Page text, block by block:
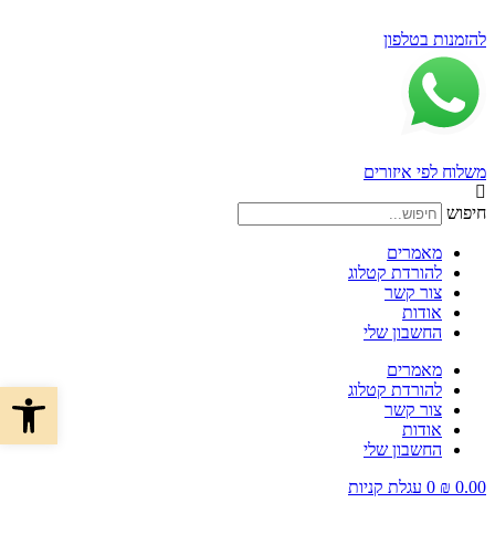
לתוכן
להזמנות בטלפון
משלוח לפי איזורים
חיפוש
מאמרים
להורדת קטלוג
צור קשר
אודות
החשבון שלי
מאמרים
להורדת קטלוג
צור קשר
אודות
החשבון שלי
₪ 0.00
0 עגלת קניות
פתח